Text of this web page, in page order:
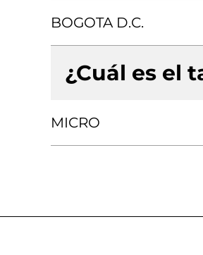
BOGOTA D.C.
¿Cuál es el
MICRO